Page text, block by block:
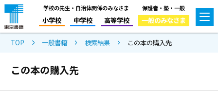
学校の先生・自治体関係のみなさま
小学校 中学校 高等学校
保護者・塾・一般
一般のみなさま
TOP 一般書籍 検索結果 この本の購入先
この本の購入先